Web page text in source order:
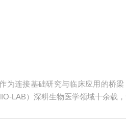
为连接基础研究与临床应用的桥
LAB）深耕生物医学领域十余载
研机构、药企及医疗机构提供覆